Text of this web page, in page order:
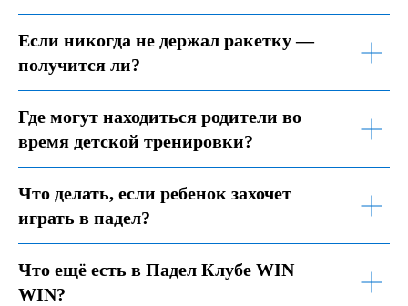
Если никогда не держал ракетку —
получится ли?
Где могут находиться родители во
время детской тренировки?
Что делать, если ребенок захочет
играть в падел?
Что ещё есть в Падел Клубе WIN
WIN?